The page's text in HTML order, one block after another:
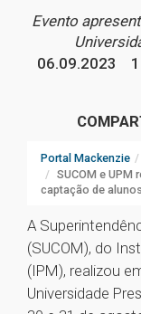
Evento
06.09.2023
Portal Mackenzie
SUCOM e UPM
captação de alunos
A
(SUCOM), do
(IPM), realizou
Universidade